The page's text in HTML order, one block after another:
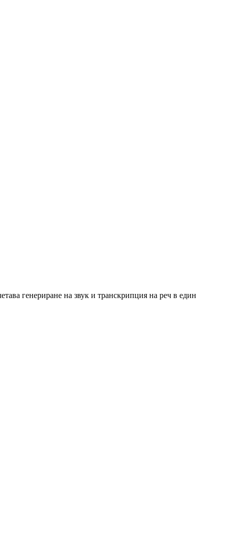
генериране на звук и транскрипция на реч в един